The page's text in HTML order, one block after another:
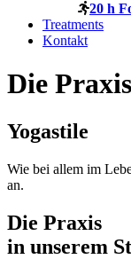
20 h
Treatments
Kontakt
Die
Yogastile
Wie bei allem im
an.
Die Praxis
in unserem